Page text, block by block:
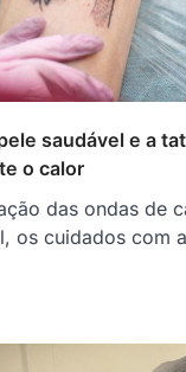
saudável e a
o calor
das ondas de
os cuidados com